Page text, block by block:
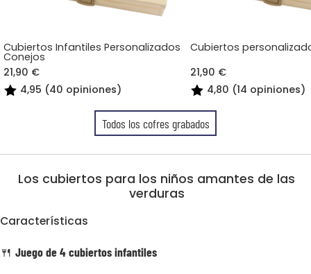
Cubiertos Infantiles Personalizados
Conejos
21,90 €
4,95 (40 opiniones)
Cubiertos
21,90 €
4,80 (14 opiniones)
Todos los cofres grabados
Los cubiertos para los niños amantes de las
verduras
Características
🍴 Juego de 4 cubiertos infantiles